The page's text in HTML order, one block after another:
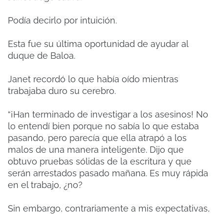
Podía decirlo por intuición.
Esta fue su última oportunidad de ayudar al
duque de Baloa.
Janet recordó lo que había oído mientras
trabajaba duro su cerebro.
“¡Han terminado de investigar a los asesinos! No
lo entendí bien porque no sabía lo que estaba
pasando, pero parecía que ella atrapó a los
malos de una manera inteligente. Dijo que
obtuvo pruebas sólidas de la escritura y que
serán arrestados pasado mañana. Es muy rápida
en el trabajo, ¿no?
Sin embargo, contrariamente a mis expectativas,